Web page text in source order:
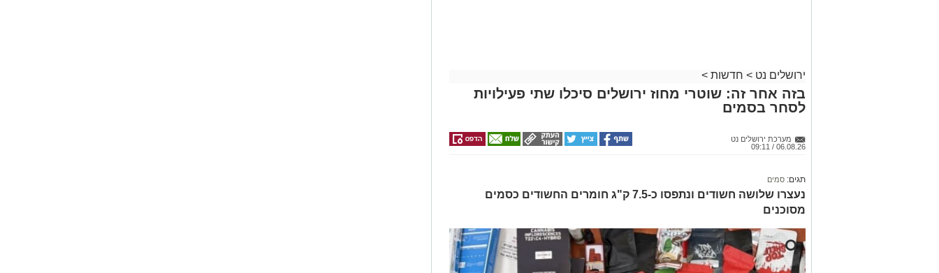
ירושלים נט > חדשות >
בזה אחר זה: שוטרי מחוז ירושלים סיכלו שתי פעילויות
לסחר בסמים
מערכת ירושלים נט
06.08.26 / 09:11
תגים: סמים
נעצרו שלושה חשודים ונתפסו כ-7.5 ק"ג חומרים החשודים כסמים
מסוכנים